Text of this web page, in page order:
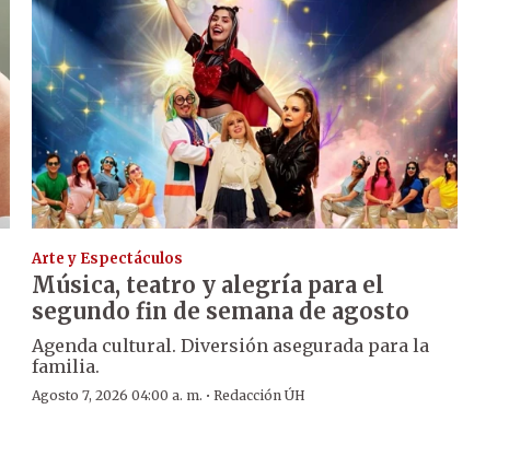
Arte y Espectáculos
Música, teatro y alegría para el
segundo fin de semana de agosto
Agenda cultural. Diversión asegurada para la
familia.
Agosto 7, 2026 04:00 a. m. · Redacción ÚH